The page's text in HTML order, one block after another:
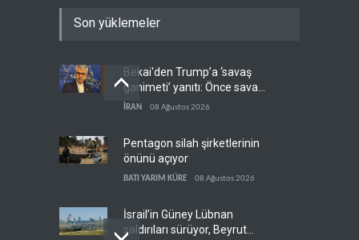
Son yüklemeler
Bekai'den Trump’a ‘savaş
ganimeti’ yanıtı: Önce savaşı
kazan
İRAN 08 Ağustos 2026
Pentagon silah şirketlerinin
önünü açıyor
BATI YARIM KÜRE 08 Ağustos 2026
İsrail’in Güney Lübnan
saldırıları sürüyor, Beyrut